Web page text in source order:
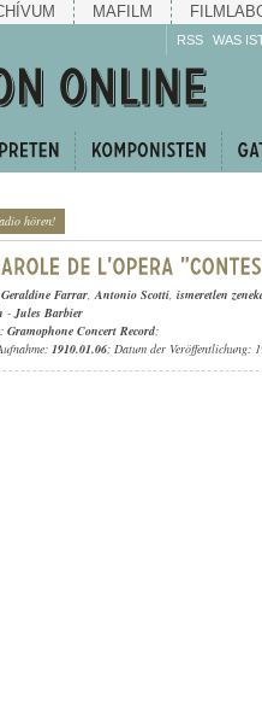
MAFILM
RSS WAS
hören!
Geraldine Farrar,Antonio Scotti, ismeretlen
-Jules Barbier
Gramophone Concert Record;
1910.01.06; Datum der Veröffentlichung: